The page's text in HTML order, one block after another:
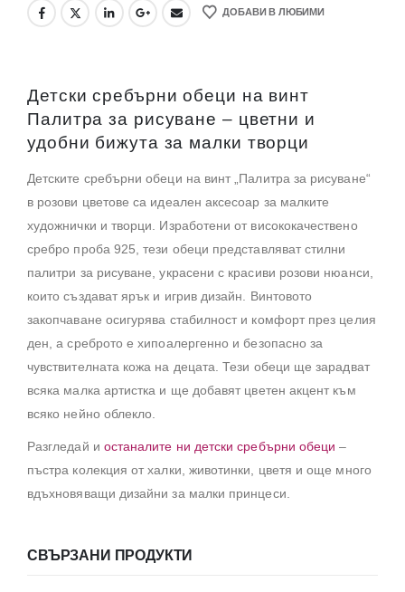
ДОБАВИ В ЛЮБИМИ
Детски сребърни обеци на винт
Палитра за рисуване – цветни и
удобни бижута за малки творци
Детските сребърни обеци на винт „Палитра за рисуване“
в розови цветове са идеален аксесоар за малките
художнички и творци. Изработени от висококачествено
сребро проба 925, тези обеци представляват стилни
палитри за рисуване, украсени с красиви розови нюанси,
които създават ярък и игрив дизайн. Винтовото
закопчаване осигурява стабилност и комфорт през целия
ден, а среброто е хипоалергенно и безопасно за
чувствителната кожа на децата. Тези обеци ще зарадват
всяка малка артистка и ще добавят цветен акцент към
всяко нейно облекло.
Разгледай и останалите ни детски сребърни обеци –
пъстра колекция от халки, животинки, цветя и още много
вдъхновяващи дизайни за малки принцеси.
СВЪРЗАНИ ПРОДУКТИ